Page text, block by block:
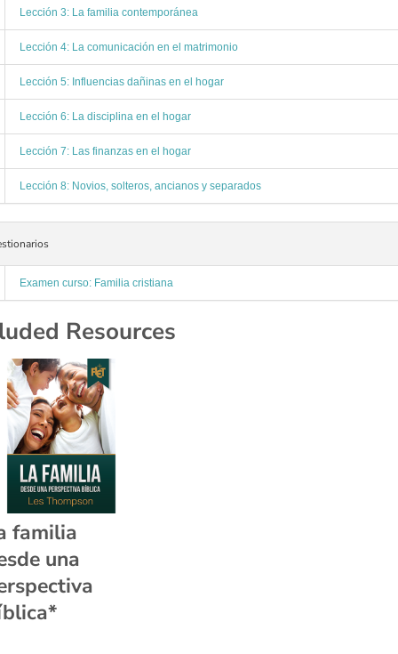
Lección 3: La familia contemporánea
Lección 4: La comunicación en el matrimonio
Lección 5: Influencias dañinas en el hogar
Lección 6: La disciplina en el hogar
Lección 7: Las finanzas en el hogar
Lección 8: Novios, solteros, ancianos y separados
Examen curso: Familia cristiana
Resources
familia
una